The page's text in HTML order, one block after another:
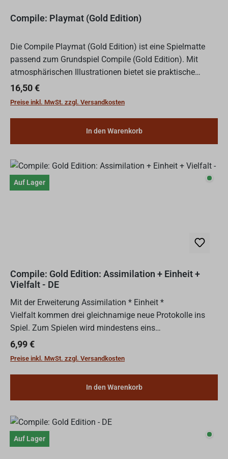
Compile: Playmat (Gold Edition)
Die Compile Playmat (Gold Edition) ist eine Spielmatte
passend zum Grundspiel Compile (Gold Edition). Mit
atmosphärischen Illustrationen bietet sie praktische
Ablageflächen für die Protokolle.
Regulärer Preis:
16,50 €
Preise inkl. MwSt. zzgl. Versandkosten
In den Warenkorb
Auf Lager Auf
Compile: Gold Edition: Assimilation + Einheit +
Vielfalt - DE
Mit der Erweiterung Assimilation * Einheit *
Vielfalt kommen drei gleichnamige neue Protokolle ins
Spiel. Zum Spielen wird mindestens eins
der Compile Grundspiele benötigt.Inhalt:3 Protokolle, 18
Befehlskarten
Regulärer Preis:
6,99 €
Preise inkl. MwSt. zzgl. Versandkosten
In den Warenkorb
Auf Lager Auf